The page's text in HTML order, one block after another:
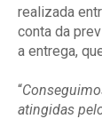
realizada
conta da
a entrega,
“
atingidas